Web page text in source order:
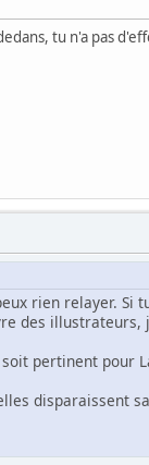
tu n'a pas
rien relayer. Si
des illustrateurs,
pertinent pour
disparaissent